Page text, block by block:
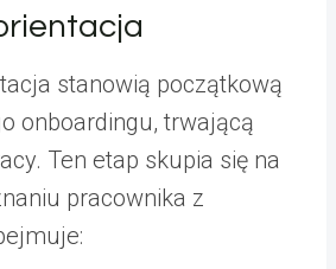
stanowią początkową
onboardingu, trwającą
Ten etap skupia się na
pracownika z